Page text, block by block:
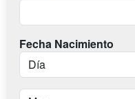
Fecha Nacimiento